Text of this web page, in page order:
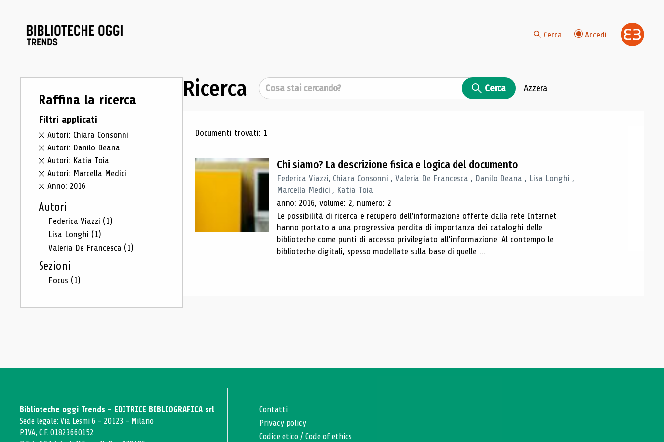
Cerca Accedi
Raffina la ricerca
Filtri applicati
Autori: Chiara Consonni
Autori: Danilo Deana
Autori: Katia Toia
Autori: Marcella Medici
Anno: 2016
Autori
Federica Viazzi (1)
Lisa Longhi (1)
Valeria De Francesca (1)
Sezioni
Focus (1)
Ricerca Cerca Cerca Azzera
Risultati di ricerca
Documenti trovati: 1
Chi siamo? La descrizione fisica e logica del documento
Federica Viazzi, Chiara Consonni , Valeria De Francesca , Danilo Deana , Lisa Longhi ,
Marcella Medici , Katia Toia
anno: 2016, volume: 2, numero: 2
Le possibilità di ricerca e recupero dell’informazione offerte dalla rete Internet
hanno portato a una progressiva perdita di importanza dei cataloghi delle
biblioteche come punti di accesso privilegiato all’informazione. Al contempo le
biblioteche digitali, spesso modellate sulla base di quelle ...
Biblioteche oggi Trends - EDITRICE BIBLIOGRAFICA srl
Sede legale: Via Lesmi 6 - 20123 - Milano
P.IVA, C.F. 01823660152
Contatti
Privacy policy
Codice etico /Code of ethics